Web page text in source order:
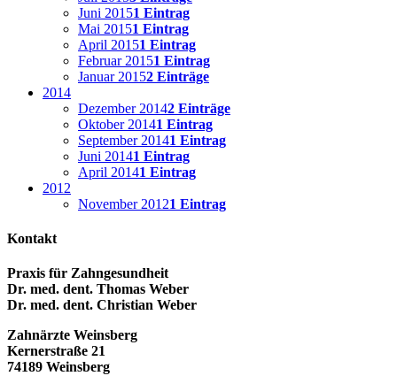
Juni 20151 Eintrag
Mai 20151 Eintrag
April 20151 Eintrag
Februar 20151 Eintrag
Januar 20152 Einträge
2014
Dezember 20142 Einträge
Oktober 20141 Eintrag
September 20141 Eintrag
Juni 20141 Eintrag
April 20141 Eintrag
2012
November 20121 Eintrag
Kontakt
Praxis für Zahngesundheit
Dr. med. dent. Thomas Weber
Dr. med. dent. Christian Weber
Zahnärzte Weinsberg
Kernerstraße 21
74189 Weinsberg